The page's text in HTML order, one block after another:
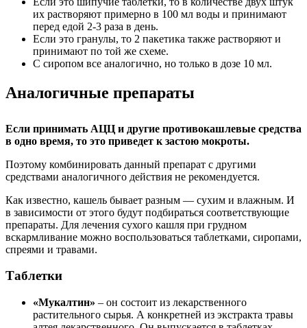
их растворяют примерно в 100 мл воды и принимают
перед едой 2-3 раза в день.
Если это гранулы, то 2 пакетика также растворяют и
принимают по той же схеме.
С сиропом все аналогично, но только в дозе 10 мл.
Аналогичные препараты
Если принимать АЦЦ и другие противокашлевые средства
в одно время, то это приведет к застою мокроты.
Поэтому комбинировать данный препарат с другими
средствами аналогичного действия не рекомендуется.
Как известно, кашель бывает разным — сухим и влажным. И
в зависимости от этого будут подбираться соответствующие
препараты. Для лечения сухого кашля при грудном
вскармливание можно воспользоваться таблетками, сиропами,
спреями и травами.
Таблетки
«Мукалтин» – он состоит из лекарственного
растительного сырья. А конкретней из экстракта травы